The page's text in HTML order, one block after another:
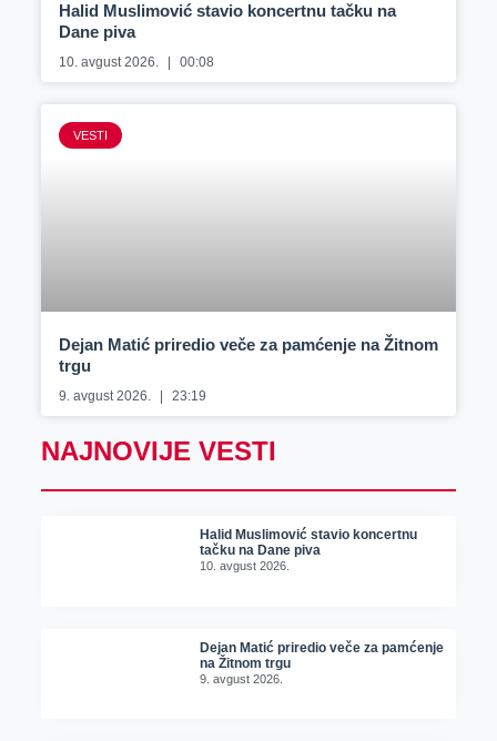
Halid Muslimović stavio koncertnu tačku na
Dane piva
10. avgust 2026. 00:08
VESTI
Dejan Matić priredio veče za pamćenje na Žitnom
trgu
9. avgust 2026. 23:19
NAJNOVIJE VESTI
Halid Muslimović stavio koncertnu
tačku na Dane piva
10. avgust 2026.
Dejan Matić priredio veče za pamćenje
na Žitnom trgu
9. avgust 2026.